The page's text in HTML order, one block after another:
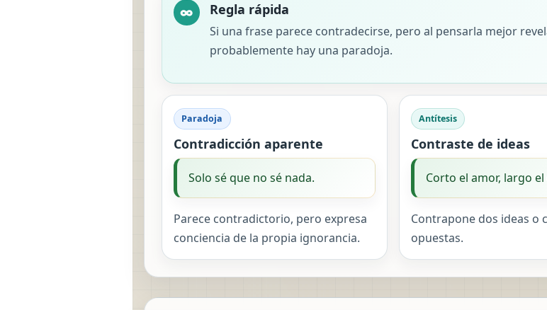
∞ Regla rápida
Si una frase parece contradecirse, pero al pensarla mejor
probablemente hay una paradoja.
Paradoja
Contradicción aparente
Solo sé que no sé nada.
Parece contradictorio, pero expresa
conciencia de la propia ignorancia.
Antítesis
Contraste de ideas
Corto el amor, largo
Contrapone dos ideas o
opuestas.